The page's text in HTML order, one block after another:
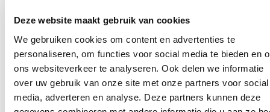
Deze website maakt gebruik van cookies
We gebruiken cookies om content en advertenties te
personaliseren, om functies voor social media te bieden en
ons websiteverkeer te analyseren. Ook delen we informatie
over uw gebruik van onze site met onze partners voor social
media, adverteren en analyse. Deze partners kunnen deze
bovenstaand mailadres*
Klikhierom de privacyvoorwaarden te raadplegen
Nieuws